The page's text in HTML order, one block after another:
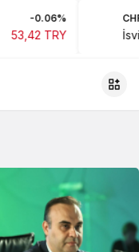
-0.06%
53,42 TRY
CHF